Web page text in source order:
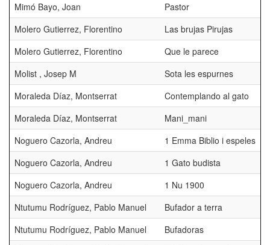
Mimó Bayo, Joan
Pastor
Molero Gutierrez, Florentino
Las brujas Pirujas
Molero Gutierrez, Florentino
Que le parece
Molist , Josep M
Sota les espurnes
Moraleda Díaz, Montserrat
Contemplando al gato
Moraleda Díaz, Montserrat
Mani_mani
Noguero Cazorla, Andreu
1 Emma Biblio i espeles
Noguero Cazorla, Andreu
1 Gato budista
Noguero Cazorla, Andreu
1 Nu 1900
Ntutumu Rodríguez, Pablo Manuel
Bufador a terra
Ntutumu Rodríguez, Pablo Manuel
Bufadoras